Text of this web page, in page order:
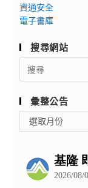
資通安全
電子書庫
搜尋網站
Search
for:
彙整公告
整
選取月份